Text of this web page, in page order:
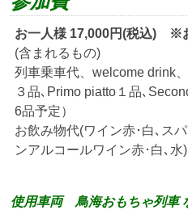
お一人様 17,000円(税込) ※
(含まれるもの)
列車乗車代、welcome drink
３品､Primo piatto１品､
6品予定）
お飲み物代(ワイン赤･白､ス
ンアルコールワイン赤･白､
使用車両 鳥海おもちゃ列車